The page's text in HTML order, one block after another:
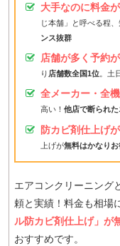
大手なのに料金
じ本舗」と呼べる程
ンス抜群
店舗が多く予約
り 店舗数全国1位。土
全メーカー・全
高い！ 他店で断られ
防カビ剤仕上げ
上げが無料はかなりお
エアコンクリーニング
頼と実績！料金も相場
ル防カビ剤仕上げ」が
おすすめです。